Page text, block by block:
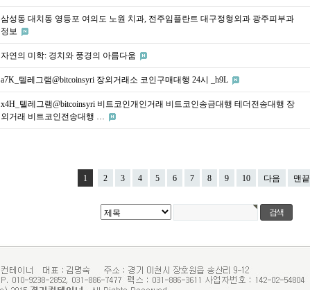
삼성동 대치동 영등포 여의도 노원 치과, 전주임플란트 대구정형외과 광주피부과
정보
자연의 미학: 경치와 풍경의 아름다움
a7K_텔레그램@bitcoinsyri 장외거래소 코인구매대행 24시 _h9L
x4H_텔레그램@bitcoinsyri 비트코인개인거래 비트코인송금대행 테더전송대행 장
외거래 비트코인전송대행 …
1 2 3 4 5 6 7 8 9 10 다음 맨끝